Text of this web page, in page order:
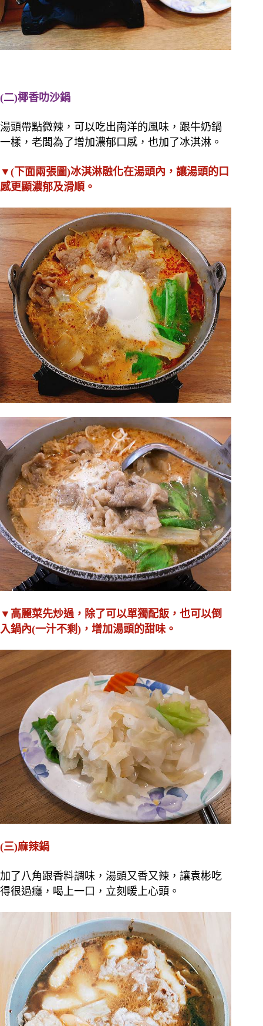
(二)椰香叻沙鍋
湯頭帶點微辣，可以吃出南洋的風味，跟牛奶鍋
一樣，老闆為了增加濃郁口感，也加了冰淇淋。
▼(下面兩張圖)冰淇淋融化在湯頭內，讓湯頭的口
感更顯濃郁及滑順。
▼高麗菜先炒過，除了可以單獨配飯，也可以倒
入鍋內(一汁不剩)，增加湯頭的甜味。
(三)麻辣鍋
加了八角跟香料調味，湯頭又香又辣，讓袁彬吃
得很過癮，喝上一口，立刻暖上心頭。